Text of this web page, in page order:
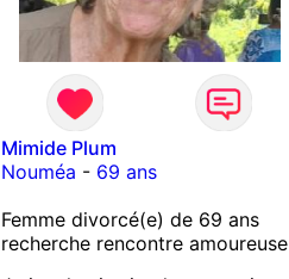
Mimide Plum
Nouméa - 69 ans
Femme divorcé(e) de 69 ans
recherche rencontre amoureuse